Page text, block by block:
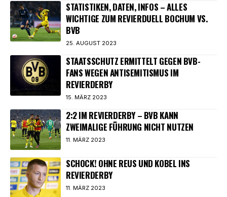
STATISTIKEN, DATEN, INFOS – ALLES
WICHTIGE ZUM REVIERDUELL BOCHUM VS.
BVB
25. AUGUST 2023
STAATSSCHUTZ ERMITTELT GEGEN BVB-
FANS WEGEN ANTISEMITISMUS IM
REVIERDERBY
15. MÄRZ 2023
2:2 IM REVIERDERBY – BVB KANN
ZWEIMALIGE FÜHRUNG NICHT NUTZEN
11. MÄRZ 2023
SCHOCK! OHNE REUS UND KOBEL INS
REVIERDERBY
11. MÄRZ 2023